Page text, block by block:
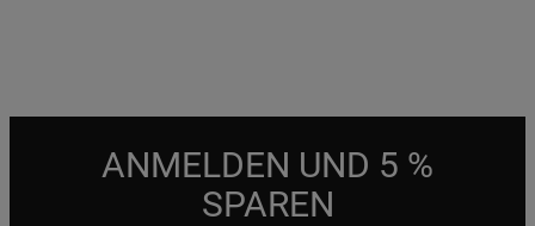
ANMELDEN UND 5 %
SPAREN